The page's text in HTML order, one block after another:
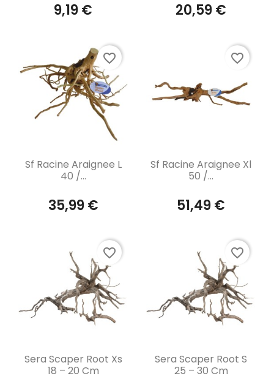
9,19 € 20,59 €
Aperçu rapide
Sf Racine Araignee L
40 /...
35,99 €
favorite_border
Aperçu rapide
Sf Racine Araignee Xl
50 /...
51,49 €
favorite_border
Aperçu rapide
Sera Scaper Root Xs
18 – 20 Cm
favorite_border
Aperçu rapide
Sera Scaper Root S
25 – 30 Cm
favorite_border